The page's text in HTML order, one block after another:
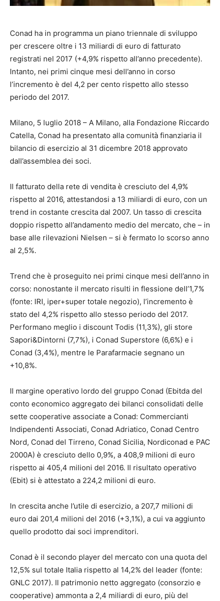
Conad ha in programma un piano triennale di sviluppo
per crescere oltre i 13 miliardi di euro di fatturato
registrati nel 2017 (+4,9% rispetto all’anno precedente).
Intanto, nei primi cinque mesi dell’anno in corso
l’incremento è del 4,2 per cento rispetto allo stesso
periodo del 2017.
Milano, 5 luglio 2018 – A Milano, alla Fondazione Riccardo
Catella, Conad ha presentato alla comunità finanziaria il
bilancio di esercizio al 31 dicembre 2018 approvato
dall’assemblea dei soci.
Il fatturato della rete di vendita è cresciuto del 4,9%
rispetto al 2016, attestandosi a 13 miliardi di euro, con un
trend in costante crescita dal 2007. Un tasso di crescita
doppio rispetto all’andamento medio del mercato, che – in
base alle rilevazioni Nielsen – si è fermato lo scorso anno
al 2,5%.
Trend che è proseguito nei primi cinque mesi dell’anno in
corso: nonostante il mercato risulti in flessione dell’1,7%
(fonte: IRI, iper+super totale negozio), l’incremento è
stato del 4,2% rispetto allo stesso periodo del 2017.
Performano meglio i discount Todis (11,3%), gli store
Sapori&Dintorni (7,7%), i Conad Superstore (6,6%) e i
Conad (3,4%), mentre le Parafarmacie segnano un
+10,8%.
Il margine operativo lordo del gruppo Conad (Ebitda del
conto economico aggregato dei bilanci consolidati delle
sette cooperative associate a Conad: Commercianti
Indipendenti Associati, Conad Adriatico, Conad Centro
Nord, Conad del Tirreno, Conad Sicilia, Nordiconad e PAC
2000A) è cresciuto dello 0,9%, a 408,9 milioni di euro
rispetto ai 405,4 milioni del 2016. Il risultato operativo
(Ebit) si è attestato a 224,2 milioni di euro.
In crescita anche l’utile di esercizio, a 207,7 milioni di
euro dai 201,4 milioni del 2016 (+3,1%), a cui va aggiunto
quello prodotto dai soci imprenditori.
Conad è il secondo player del mercato con una quota del
12,5% sul totale Italia rispetto al 14,2% del leader (fonte:
GNLC 2017). Il patrimonio netto aggregato (consorzio e
cooperative) ammonta a 2,4 miliardi di euro, più del